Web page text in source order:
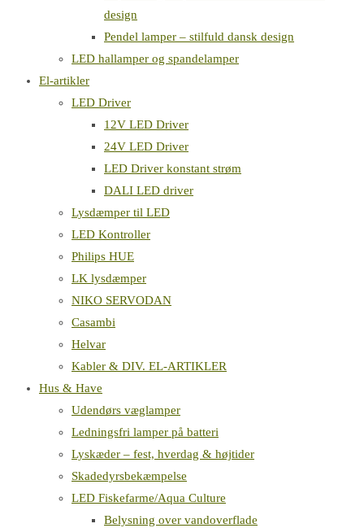
design
Pendel lamper – stilfuld dansk design
LED hallamper og spandelamper
El-artikler
LED Driver
12V LED Driver
24V LED Driver
LED Driver konstant strøm
DALI LED driver
Lysdæmper til LED
LED Kontroller
Philips HUE
LK lysdæmper
NIKO SERVODAN
Casambi
Helvar
Kabler & DIV. EL-ARTIKLER
Hus & Have
Udendørs væglamper
Ledningsfri lamper på batteri
Lyskæder – fest, hverdag & højtider
Skadedyrsbekæmpelse
LED Fiskefarme/Aqua Culture
Belysning over vandoverflade